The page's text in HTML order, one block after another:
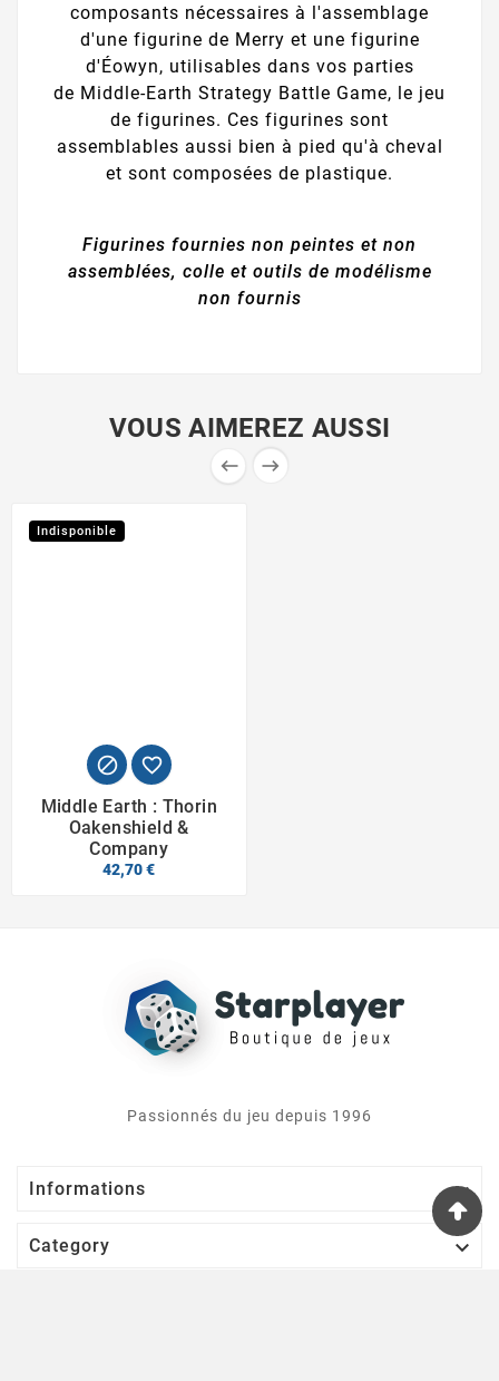
composants nécessaires à l'assemblage
d'une figurine de Merry et une figurine
d'Éowyn, utilisables dans vos parties
de Middle-Earth Strategy Battle Game, le jeu
de figurines. Ces figurines sont
assemblables aussi bien à pied qu'à cheval
et sont composées de plastique.
Figurines fournies non peintes et non
assemblées, colle et outils de modélisme
non fournis
VOUS AIMEREZ AUSSI
 
Indisponible
 
Middle Earth : Thorin
Oakenshield &
Company
42,70 €
Passionnés du jeu depuis 1996
Informations 
Category 